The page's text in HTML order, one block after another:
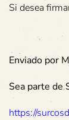
Si desea
Enviado por
Sea parte de
https://